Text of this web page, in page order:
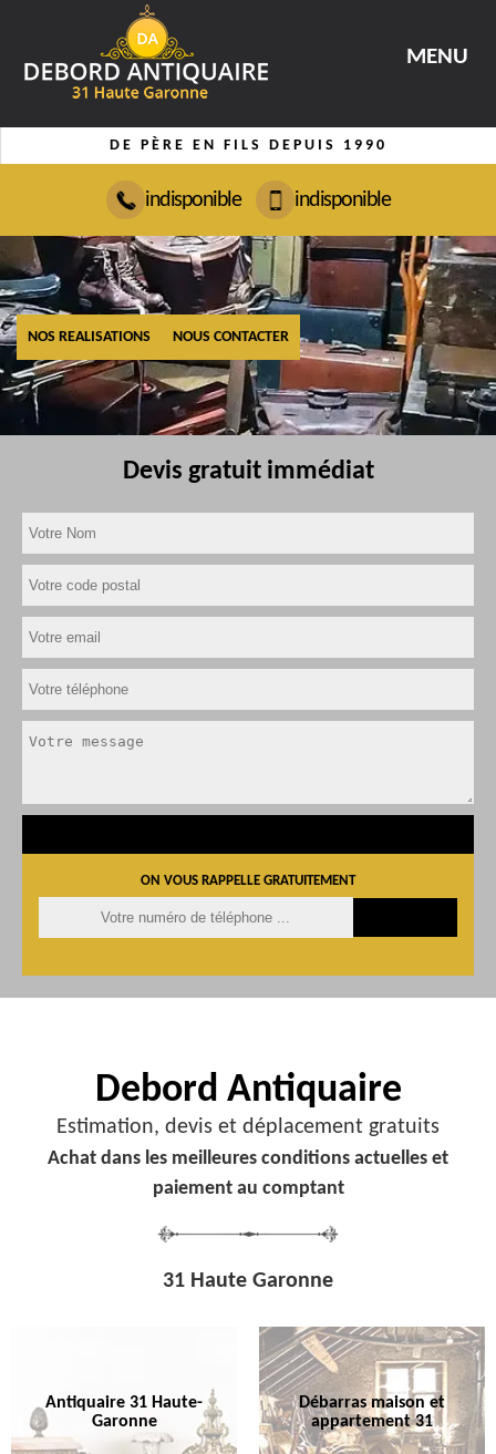
MENU
DE PÈRE EN FILS DEPUIS 1990
indisponible indisponible
NOS REALISATIONS NOUS CONTACTER
Devis gratuit immédiat
ON VOUS RAPPELLE GRATUITEMENT
Debord Antiquaire
Estimation, devis et déplacement gratuits
Achat dans les meilleures conditions actuelles et
paiement au comptant
31 Haute Garonne
Antiquaire 31 Haute-
Garonne
Débarras maison et
appartement 31